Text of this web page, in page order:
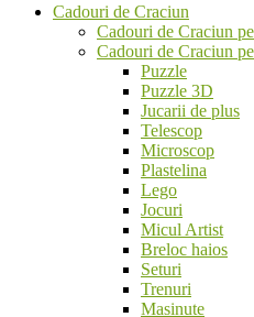
Navigation
Cadouri de Craciun
Cadouri de Craciun
Cadouri de Craciun
Puzzle
Puzzle 3D
Jucarii de plus
Telescop
Microscop
Plastelina
Lego
Jocuri
Micul Artist
Breloc haios
Seturi
Trenuri
Masinute